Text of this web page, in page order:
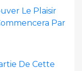
Le Plaisir
Par
De Cette